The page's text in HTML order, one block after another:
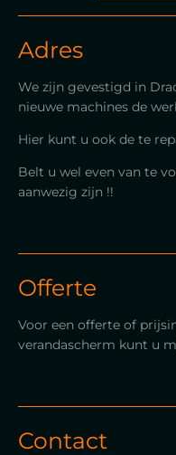
Adres
We zijn gevestigd in
nieuwe machines de
Hier kunt u ook de te
Belt u wel even van te
aanwezig zijn !!
Offerte
Voor een offerte of
verandascherm kunt u
Contact